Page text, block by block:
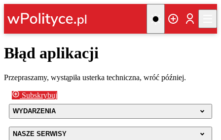
Błąd aplikacji
Przepraszamy, wystąpiła usterka techniczna, wróć później.
Subskrybuj
WYDARZENIA
NASZE SERWISY